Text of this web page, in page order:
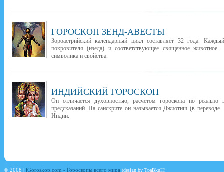
ГОРОСКОП ЗЕНД-АВЕСТЫ
Зороастрийский календарный цикл составляет 32 года.
покровителя (изеда) и соответствующее священное
символика и свойства.
ИНДИЙСКИЙ ГОРОСКОП
Он отличается духовностью, расчетом гороскопа по
предсказаний. На санскрите он называется Джиотиш (в переводе
Индии.
© 2008 | iGoroskop.com - Гороскопы всего мира (design by TpaBkuH)